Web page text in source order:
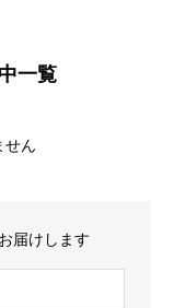
一覧
せん
届けします